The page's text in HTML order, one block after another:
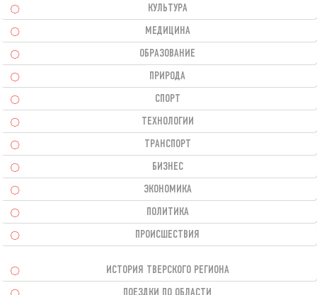
КУЛЬТУРА
МЕДИЦИНА
ОБРАЗОВАНИЕ
ПРИРОДА
СПОРТ
ТЕХНОЛОГИИ
ТРАНСПОРТ
БИЗНЕС
ЭКОНОМИКА
ПОЛИТИКА
ПРОИСШЕСТВИЯ
ИСТОРИЯ ТВЕРСКОГО РЕГИОНА
ПОЕЗДКИ ПО ОБЛАСТИ